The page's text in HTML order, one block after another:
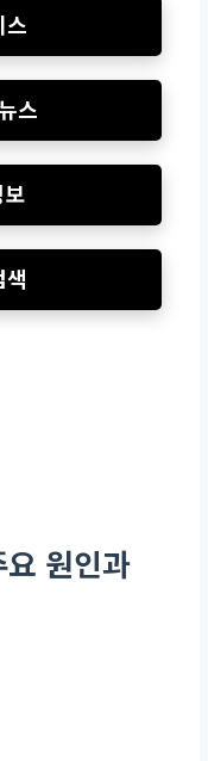
스
스
보
색
원인과